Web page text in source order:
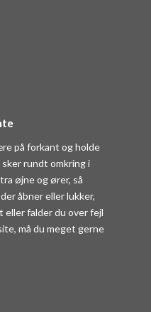
på forkant og holde
rundt omkring i
øjne og ører, så
åbner eller lukker,
falder du over fejl
må du meget gerne